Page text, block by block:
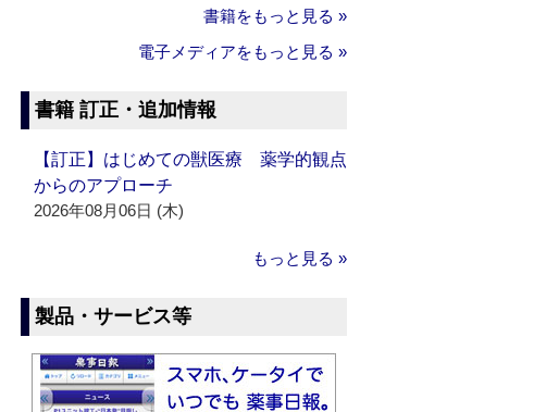
書籍をもっと見る »
電子メディアをもっと見る »
書籍 訂正・追加情報
【訂正】はじめての獣医療 薬学的観点
からのアプローチ
2026年08月06日 (木)
もっと見る »
製品・サービス等